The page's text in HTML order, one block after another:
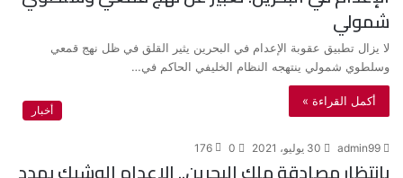
شمولي
لا يزال تطبيق عقوبة الإعدام في البحرين يثير القلق في ظل نهج قمعي
وسلطوي شمولي ينتهجه النظام الخليفي الحاكم في…
أكمل القراءة »
أخبار
admin99 30 يوليو، 2021 0
176